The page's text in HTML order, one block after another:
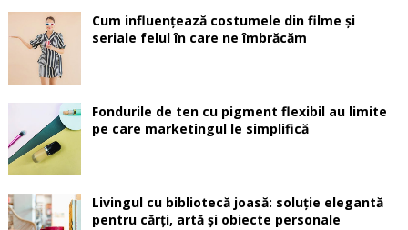
Cum influențează costumele din filme și
seriale felul în care ne îmbrăcăm
Fondurile de ten cu pigment flexibil au limite
pe care marketingul le simplifică
Livingul cu bibliotecă joasă: soluție elegantă
pentru cărți, artă și obiecte personale